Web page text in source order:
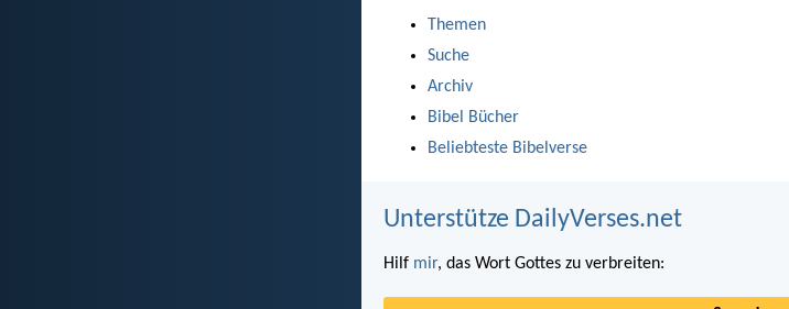
Themen
Suche
Archiv
Bibel Bücher
Beliebteste Bibelverse
Unterstütze DailyVerses.net
Hilf mir, das Wort Gottes zu verbreiten: